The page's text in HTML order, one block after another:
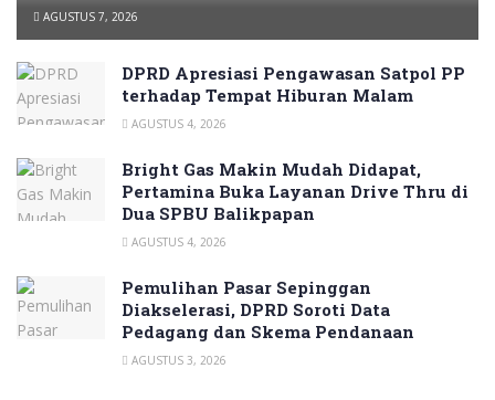
AGUSTUS 7, 2026
DPRD Apresiasi Pengawasan Satpol PP
terhadap Tempat Hiburan Malam
AGUSTUS 4, 2026
Bright Gas Makin Mudah Didapat,
Pertamina Buka Layanan Drive Thru di
Dua SPBU Balikpapan
AGUSTUS 4, 2026
Pemulihan Pasar Sepinggan
Diakselerasi, DPRD Soroti Data
Pedagang dan Skema Pendanaan
AGUSTUS 3, 2026